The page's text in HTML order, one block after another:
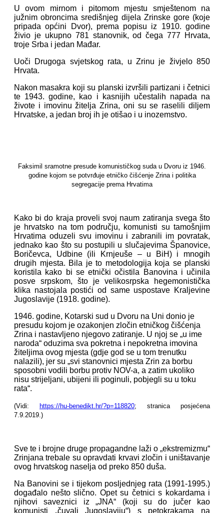
U ovom mirnom i pitomom mjestu smještenom na
južnim obroncima središnjeg dijela Zrinske gore (koje
pripada općini Dvor), prema popisu iz 1910. godine
živio je ukupno 781 stanovnik, od čega 777 Hrvata,
troje Srba i jedan Mađar.
Uoči Drugoga svjetskog rata, u Zrinu je živjelo 850
Hrvata.
Nakon masakra koji su planski izvršili partizani i četnici
te 1943. godine, kao i kasnijih učestalih napada na
živote i imovinu žitelja Zrina, oni su se raselili diljem
Hrvatske, a jedan broj ih je otišao i u inozemstvo.
Faksimil sramotne presude komunističkog suda u Dvoru iz 1946.
godine kojom se potvrđuje etničko čišćenje Zrina i politika
segregacije prema Hrvatima
Kako bi do kraja proveli svoj naum zatiranja svega što
je hrvatsko na tom području, komunisti su tamošnjim
Hrvatima oduzeli svu imovinu i zabranili im povratak,
jednako kao što su postupili u slučajevima Španovice,
Boričevca, Udbine (ili Krnjeuše – u BiH) i mnogih
drugih mjesta. Bila je to metodologija koja se planski
koristila kako bi se etnički očistila Banovina i učinila
posve srpskom, što je velikosrpska hegemonistička
klika nastojala postići od same uspostave Kraljevine
Jugoslavije (1918. godine).
1946. godine, Kotarski sud u Dvoru na Uni donio je
presudu kojom je ozakonjen zločin etničkog čišćenja
Zrina i nastavljeno njegovo zatiranje. U njoj se „u ime
naroda“ oduzima sva pokretna i nepokretna imovina
žiteljima ovog mjesta (gdje god se u tom trenutku
nalazili), jer su „svi stanovnici mjesta Zrin za borbu
sposobni vodili borbu protiv NOV-a, a zatim ukoliko
nisu strijeljani, ubijeni ili poginuli, pobjegli su u toku
rata“.
(Vidi: https://hu-benedikt.hr/?p=118820; stranica posjećena
7.9.2019.)
Sve te i brojne druge propagandne laži o „ekstremizmu“
Zrinjana trebale su opravdati krvavi zločin i uništavanje
ovog hrvatskog naselja od preko 850 duša.
Na Banovini se i tijekom posljednjeg rata (1991-1995.)
događalo nešto slično. Opet su četnici s kokardama i
njihovi saveznici iz „JNA“ (koji su do jučer kao
komunisti „čuvali Jugoslaviju“) s petokrakama na